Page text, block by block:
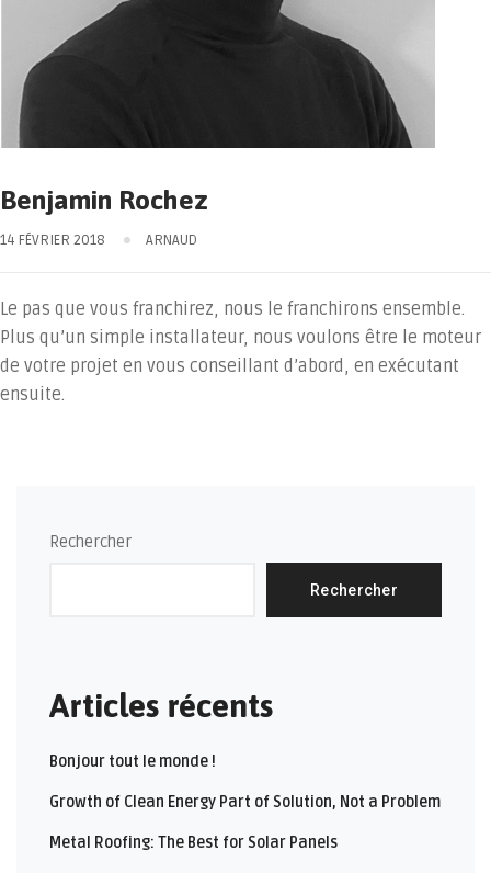
Benjamin Rochez
14 FÉVRIER 2018 ARNAUD
Le pas que vous franchirez, nous le franchirons ensemble.
Plus qu’un simple installateur, nous voulons être le moteur
de votre projet en vous conseillant d’abord, en exécutant
ensuite.
Rechercher
Rechercher
Articles récents
Bonjour tout le monde !
Growth of Clean Energy Part of Solution, Not a Problem
Metal Roofing: The Best for Solar Panels